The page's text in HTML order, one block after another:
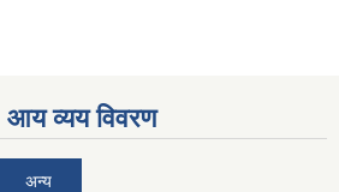
आय व्यय विवरण
अन्य